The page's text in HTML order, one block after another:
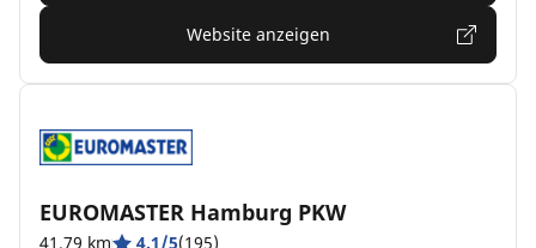
Website anzeigen
EUROMASTER Hamburg PKW
41.79 km 4.1/5(195)